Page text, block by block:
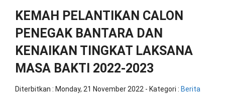
KEMAH PELANTIKAN CALON
PENEGAK BANTARA DAN
KENAIKAN TINGKAT LAKSANA
MASA BAKTI 2022-2023
Diterbitkan : Monday, 21 November 2022 - Kategori : Berita